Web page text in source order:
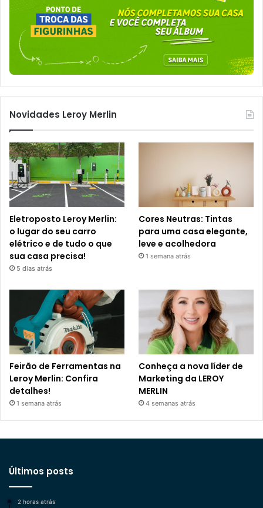
Novidades Leroy Merlin
Eletroposto Leroy Merlin:
o lugar do seu carro
elétrico e de tudo o que
sua casa precisa!
5 dias atrás
Cores Neutras: Tintas
para uma casa elegante,
leve e acolhedora
1 semana atrás
Feirão de Ferramentas na
Leroy Merlin: Confira
detalhes!
1 semana atrás
Conheça a nova líder de
Marketing da LEROY
MERLIN
4 semanas atrás
Últimos posts
2 horas atrás